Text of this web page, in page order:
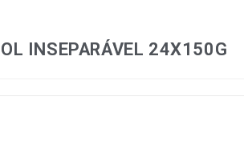
INSEPARÁVEL 24X150G